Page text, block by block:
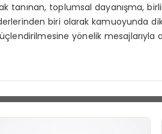
tanınan, toplumsal dayanışma,
biri olarak kamuoyunda
yönelik